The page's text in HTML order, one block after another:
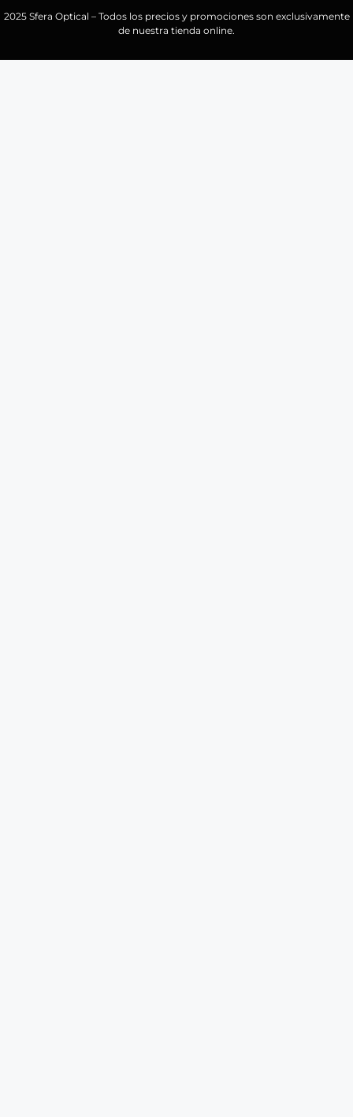
2025 Sfera Optical – Todos los precios y promociones son exclusivamente
de nuestra tienda online.